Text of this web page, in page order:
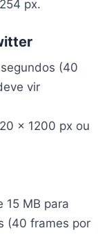
px.
(40
vir
x 1200 px ou
15 MB para
(40 frames por